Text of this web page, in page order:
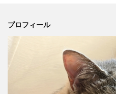
プロフィール